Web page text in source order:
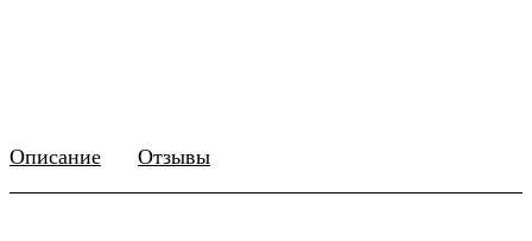
Описание Отзывы